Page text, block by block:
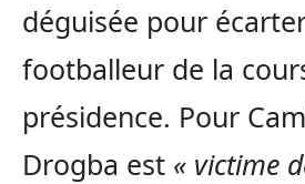
déguisée pour
footballeur de la
présidence. Pour
Drogba est « victime